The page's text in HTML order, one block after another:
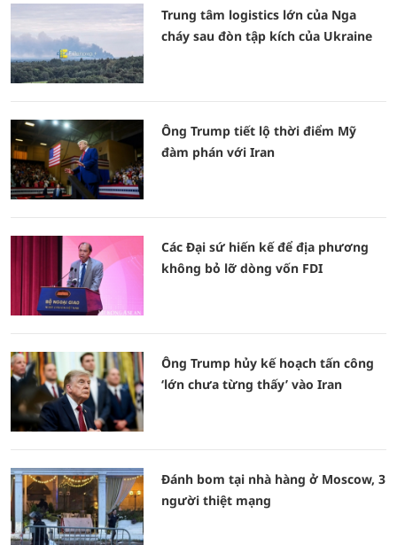
Trung tâm logistics lớn của Nga
cháy sau đòn tập kích của Ukraine
Ông Trump tiết lộ thời điểm Mỹ
đàm phán với Iran
Các Đại sứ hiến kế để địa phương
không bỏ lỡ dòng vốn FDI
Ông Trump hủy kế hoạch tấn công
‘lớn chưa từng thấy’ vào Iran
Đánh bom tại nhà hàng ở Moscow, 3
người thiệt mạng